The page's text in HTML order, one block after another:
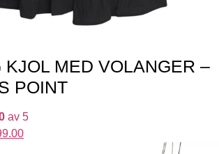
KJOL MED VOLANGER –
POINT
av 5